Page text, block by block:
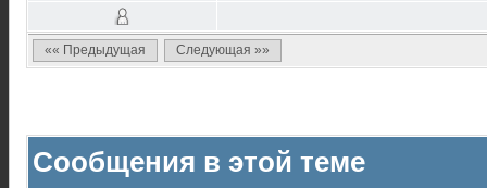
«« Предыдущая Следующая »»
Сообщения в этой теме